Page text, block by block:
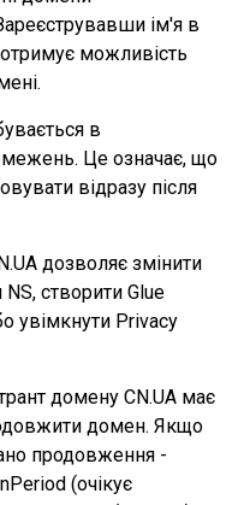
ім'я в
можливість
в
Це означає, що
відразу після
дозволяє змінити
створити Glue
увімкнути Privacy
домену CN.UA має
домен. Якщо
продовження -
(очікує